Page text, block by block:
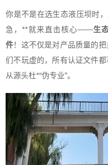
你是不是在选生态液压坝时
急，**就来直击核心——生
件！这不仅是对产品质量的
们不玩虚的，所有认证文件
从源头杜*“伪专业”。